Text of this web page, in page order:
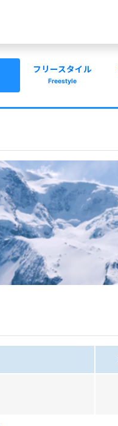
フリースタイル
Freestyle